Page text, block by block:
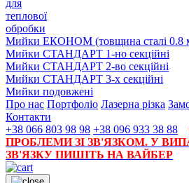
для
теплової
обробки
Мийки ЕКОНОМ (товщина сталі 0.8
Мийки СТАНДАРТ 1-но секційні
Мийки СТАНДАРТ 2-во секційні
Мийки СТАНДАРТ 3-х секційні
Мийки подовжені
Про нас Портфоліо Лазерна різка
Контакти
+38 066 803 98 98 +38 096 933 38 88
ПРОБЛЕМИ ЗІ ЗВ'ЯЗКОМ. У
ЗВ'ЯЗКУ ПИШІТЬ НА ВАЙБЕР